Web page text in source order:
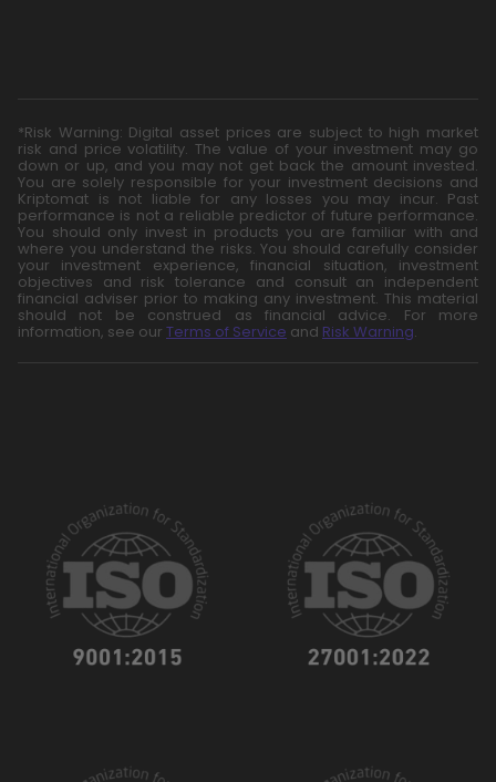
*Risk Warning: Digital asset prices are subject to high market
risk and price volatility. The value of your investment may go
down or up, and you may not get back the amount invested.
You are solely responsible for your investment decisions and
Kriptomat is not liable for any losses you may incur. Past
performance is not a reliable predictor of future performance.
You should only invest in products you are familiar with and
where you understand the risks. You should carefully consider
your investment experience, financial situation, investment
objectives and risk tolerance and consult an independent
financial adviser prior to making any investment. This material
should not be construed as financial advice. For more
information, see our Terms of Service and Risk Warning.